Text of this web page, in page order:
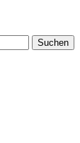
Suchen